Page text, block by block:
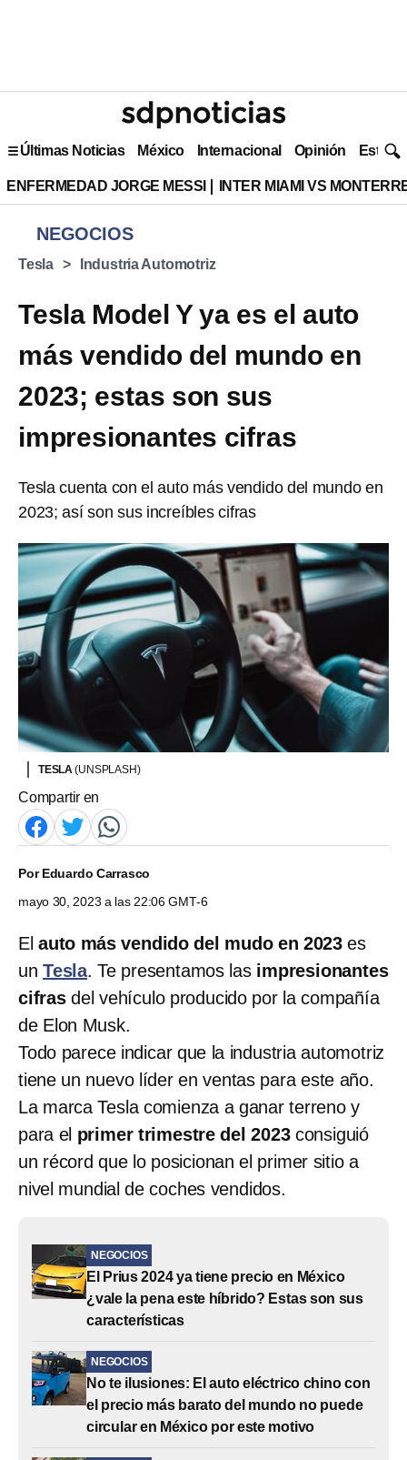
Últimas Noticias México Internacional Opinión Estilo
ENFERMEDAD JORGE MESSI INTER MIAMI VS
NEGOCIOS
Tesla Industria Automotriz
Tesla Model Y ya es el auto
más vendido del mundo en
2023; estas son sus
impresionantes cifras
Tesla cuenta con el auto más vendido del mundo en
2023; así son sus increíbles cifras
TESLA(UNSPLASH)
Compartir en
PorEduardo Carrasco
mayo 30, 2023 a las 22:06 GMT-6
El auto más vendido del mudo en 2023 es
un Tesla. Te presentamos las impresionantes
cifrasdel vehículo producido por la compañía
de Elon Musk.
Todo parece indicar que la industria automotriz
tiene un nuevo líder en ventas para este año.
La marca Tesla comienza a ganar terreno y
para el primer trimestre del 2023 consiguió
un récord que lo posicionan el primer sitio a
nivel mundial de coches vendidos.
NEGOCIOS
El Prius 2024 ya tiene precio en México
¿vale la pena este híbrido? Estas son sus
características
NEGOCIOS
No te ilusiones: El auto eléctrico chino con
el precio más barato del mundo no puede
circular en México por este motivo